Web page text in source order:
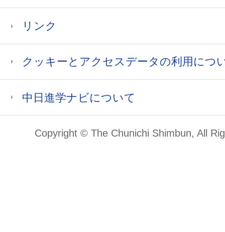
リンク
クッキーとアクセスデータの利用につ
中日進学ナビについて
Copyright © The Chunichi Shimbun, All